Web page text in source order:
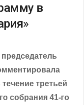
в
третьей
собрания 41-го